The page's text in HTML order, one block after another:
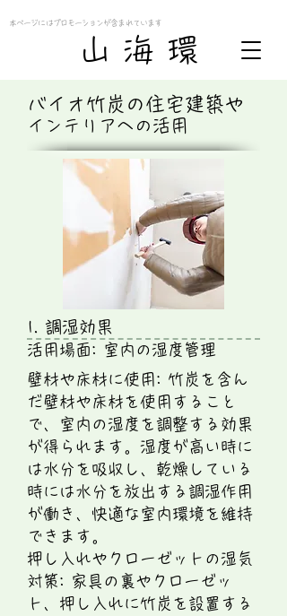
本ページにはプロモーションが含まれています
​山 海 環
バイオ竹炭の住宅建築や
インテリアへの活用
1. 調湿効果
活用場面: 室内の湿度管理
壁材や床材に使用: 竹炭を含ん
だ壁材や床材を使用すること
で、室内の湿度を調整する効果
が得られます。湿度が高い時に
は水分を吸収し、乾燥している
時には水分を放出する調湿作用
が働き、快適な室内環境を維持
できます。
押し入れやクローゼットの湿気
対策: 家具の裏やクローゼッ
ト、押し入れに竹炭を設置する